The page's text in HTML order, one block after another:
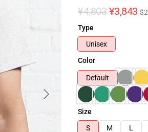
¥4,803 ¥3,843
Type
Unisex
Color
Default
Size
S
M L